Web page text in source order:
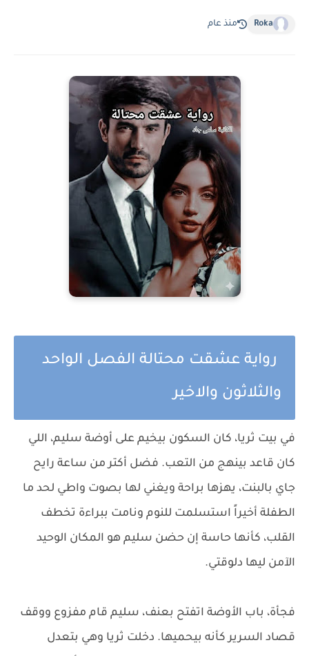
Roka منذ عام
رواية عشقت محتالة الفصل الواحد
والثلاثون والاخير
في بيت ثريا، كان السكون بيخيم على أوضة سليم، اللي
كان قاعد بينهج من التعب. فضل أكتر من ساعة رايح
جاي بالبنت، يهزها براحة ويغني لها بصوت واطي لحد ما
الطفلة أخيراً استسلمت للنوم ونامت ببراءة تخطف
القلب، كأنها حاسة إن حضن سليم هو المكان الوحيد
الآمن ليها دلوقتي.
فجأة، باب الأوضة اتفتح بعنف، سليم قام مفزوع ووقف
قصاد السرير كأنه بيحميها. دخلت ثريا وهي بتعدل